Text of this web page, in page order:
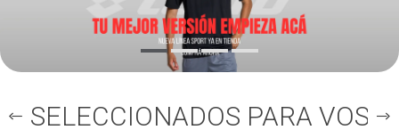
SELECCIONADOS PARA VOS